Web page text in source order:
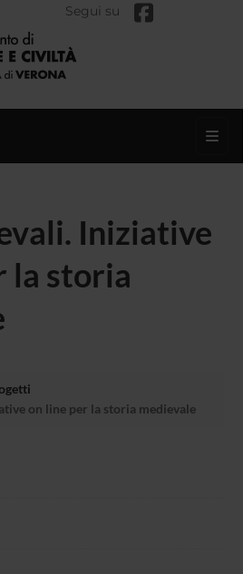
Segui su
Iniziative
la storia
on line per la storia medievale